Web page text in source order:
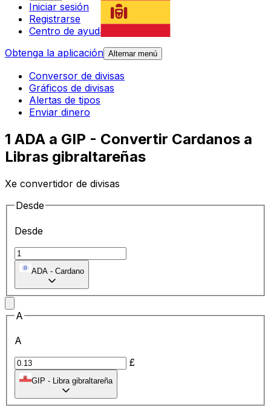
Iniciar sesión
Registrarse
Centro de ayuda
Obtenga la aplicación Alternar menú
Conversor de divisas
Gráficos de divisas
Alertas de tipos
Enviar dinero
1 ADA a GIP - Convertir Cardanos a
Libras gibraltareñas
Xe convertidor de divisas
Desde
Desde
ADA - Cardano
A
A
£
GIP - Libra gibraltareña